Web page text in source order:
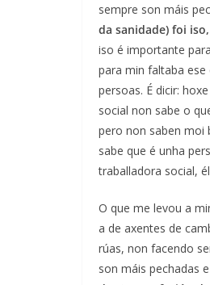
sempre son máis
da sanidade) foi
iso é importante
para min faltaba
persoas. É dicir:
social non sabe o
pero non saben moi
sabe que é unha
traballadora social,
O que me levou a
a de axentes de
rúas, non facendo
son máis pechadas